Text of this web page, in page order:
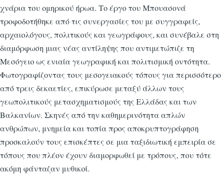
χνάρια του ομηρικού ήρωα. Το έργο του Μπουασονά
τροφοδοτήθηκε από τις συνεργασίες του με συγγραφείς,
αρχαιολόγους, πολιτικούς και γεωγράφους, και συνέβαλε στη
διαμόρφωση μιας νέας αντίληψης που αντιμετώπιζε τη
Μεσόγειο ως ενιαία γεωγραφική και πολιτισμική οντότητα.
Φωτογραφίζοντας τους μεσογειακούς τόπους για περισσότερο
από τρεις δεκαετίες, επικύρωσε μεταξύ άλλων τους
γεωπολιτικούς μετασχηματισμούς της Ελλάδας και των
Βαλκανίων. Σκηνές από την καθημερινότητα απλών
ανθρώπων, μνημεία και τοπία προς αποκρυπτογράφηση
προσκαλούν τους επισκέπτες σε μια ταξιδιωτική εμπειρία σε
τόπους που πλέον έχουν διαμορφωθεί με τρόπους, που τότε
ακόμη φάνταζαν μυθικοί.